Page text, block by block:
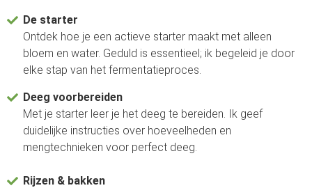
De starter
Ontdek hoe je een actieve starter maakt met alleen
bloem en water. Geduld is essentieel; ik begeleid je door
elke stap van het fermentatieproces.
Deeg voorbereiden
Met je starter leer je het deeg te bereiden. Ik geef
duidelijke instructies over hoeveelheden en
mengtechnieken voor perfect deeg.
Rijzen & bakken